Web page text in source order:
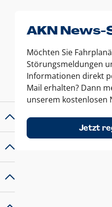
AKN
Möchten Sie
Störungsmeldungen
Informationen direkt
Mail erhalten? Dann
unserem kostenlosen
Jetzt